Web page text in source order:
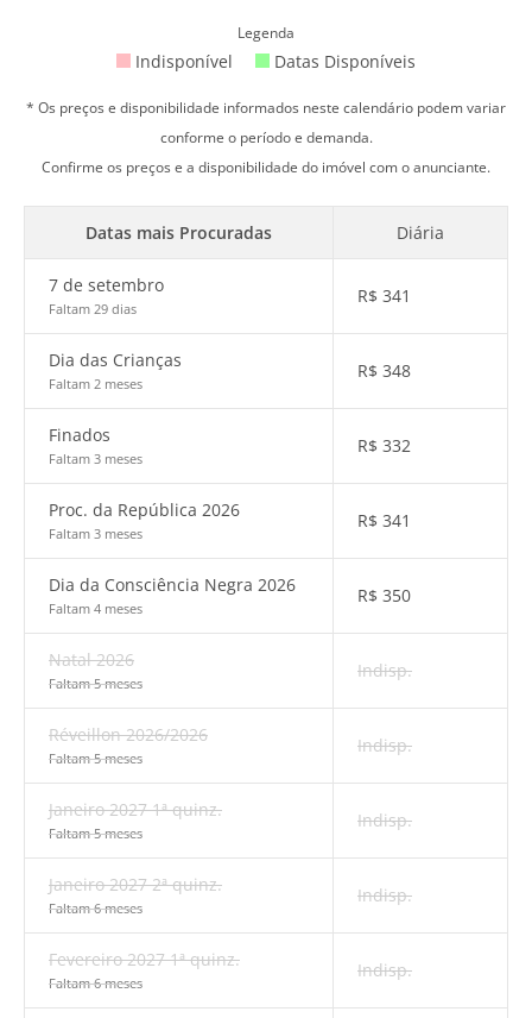
Legenda
Indisponível Datas Disponíveis
* Os preços e disponibilidade informados neste calendário podem variar
conforme o período e demanda.
Confirme os preços e a disponibilidade do imóvel com o anunciante.
Datas mais Procuradas Diária
7 de setembro
Faltam 29 dias
R$ 341
Dia das Crianças
Faltam 2 meses
R$ 348
Finados
Faltam 3 meses
R$ 332
Proc. da República 2026
Faltam 3 meses
R$ 341
Dia da Consciência Negra 2026
Faltam 4 meses
R$ 350
Natal 2026
Faltam 5 meses
Indisp.
Réveillon 2026/2026
Faltam 5 meses
Indisp.
Janeiro 2027 1ª quinz.
Faltam 5 meses
Indisp.
Janeiro 2027 2ª quinz.
Faltam 6 meses
Indisp.
Fevereiro 2027 1ª quinz.
Faltam 6 meses
Indisp.